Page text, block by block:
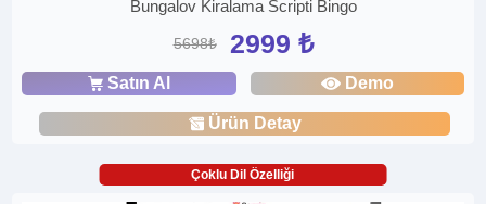
Bungalov Kiralama Scripti Bingo
5698₺ 2999 ₺
Satın Al Demo
Ürün Detay
Çoklu Dil Özelliği